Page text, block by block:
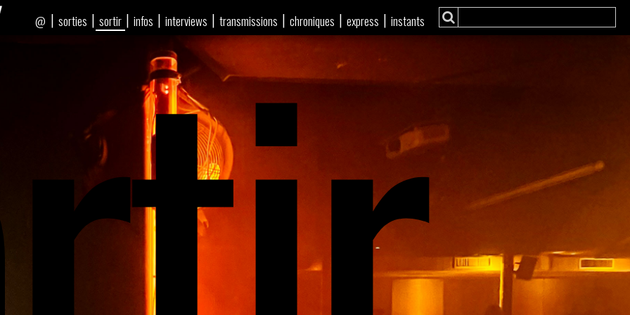
| sorties | sortir | infos | interviews | transmissions | chroniques | express | instants
@